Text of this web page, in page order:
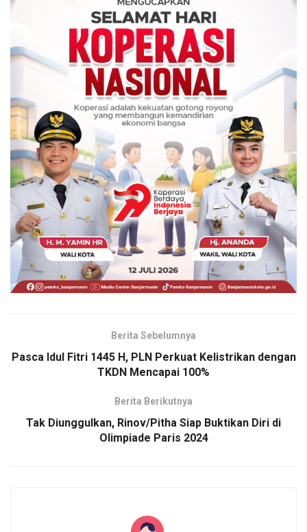
Berita Sebelumnya
Pasca Idul Fitri 1445 H, PLN Perkuat Kelistrikan dengan
TKDN Mencapai 100%
Berita Berikutnya
Tak Diunggulkan, Rinov/Pitha Siap Buktikan Diri di
Olimpiade Paris 2024